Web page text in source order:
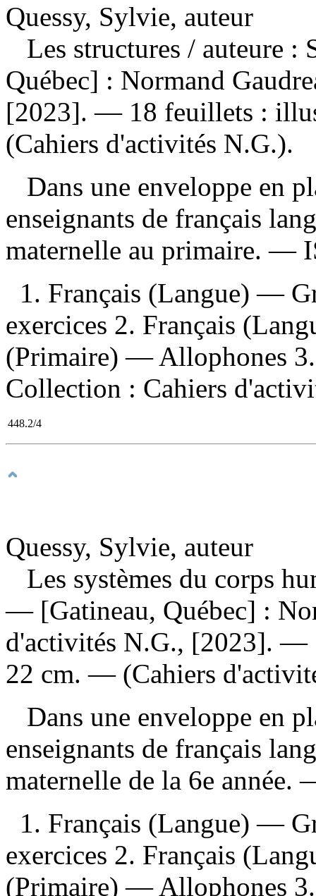
Quessy, Sylvie, auteur
Les structures / auteure :
Québec] : Normand
[2023]. — 18 feuillets :
(Cahiers d'activités N.G.).
Dans une enveloppe en
enseignants de français
maternelle au primaire. —
1. Français (Langue) —
exercices 2. Français
(Primaire) — Allophones
Collection : Cahiers
448.2/4
Quessy, Sylvie, auteur
Les systèmes du corps
— [Gatineau, Québec] :
d'activités N.G., [2023]. —
22 cm. — (Cahiers
Dans une enveloppe en
enseignants de français
maternelle de la 6e
1. Français (Langue) —
exercices 2. Français
(Primaire) — Allophones